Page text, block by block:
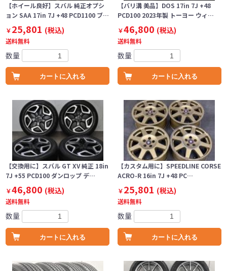
【ホイール良好】スバル 純正オプシ
ョン SAA 17in 7J +48 PCD1100 ブ…
￥25,801 (税込)
送料無料
数量
カートに入れる
【バリ溝 美品】DOS 17in 7J +48
PCD100 2023年製 トーヨー ウィ…
￥46,800 (税込)
送料無料
数量
カートに入れる
【交換用に】スバル GT XV 純正 18in
7J +55 PCD100 ダンロップ デ…
￥46,800 (税込)
送料無料
数量
カートに入れる
【カスタム用に】SPEEDLINE CORSE
ACRO-R 16in 7J +48 PC…
￥25,801 (税込)
送料無料
数量
カートに入れる